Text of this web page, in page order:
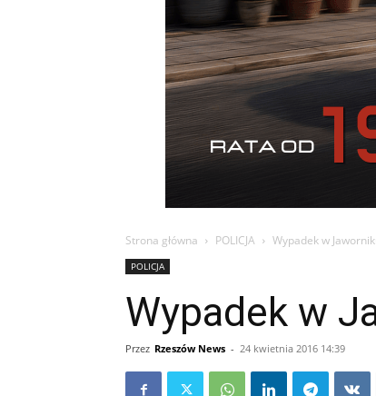
Strona główna POLICJA Wypadek w
POLICJA
Wypadek w
Przez Rzeszów News - 24 kwietnia 2016 14:39